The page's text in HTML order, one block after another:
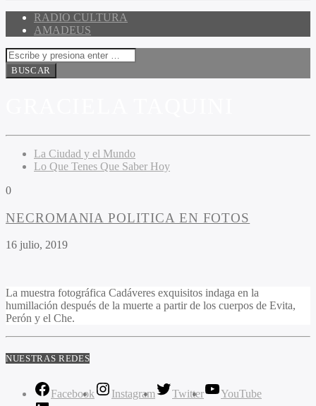
RADIO CULTURA
AMADEUS
La Ciudad y el Mundo
Lo Que Tenes Que Saber Hoy
0
NECROMANIA POLITICA EN FOTOS
16 julio, 2019
La muestra fotográfica Cadáveres exquisitos indaga en la
humillación después de la muerte a partir de los cuerpos de Evita,
Perón y el Che.
NUESTRAS REDES
Facebook Instagram Twitter
YouTube